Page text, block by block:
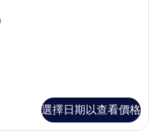
選擇日期以查看價格